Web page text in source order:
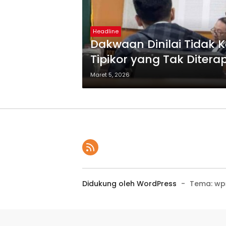
Headline
Dakwaan Dinilai Tidak
Tipikor yang Tak
Maret 5, 2026
Didukung oleh WordPress - Tema: